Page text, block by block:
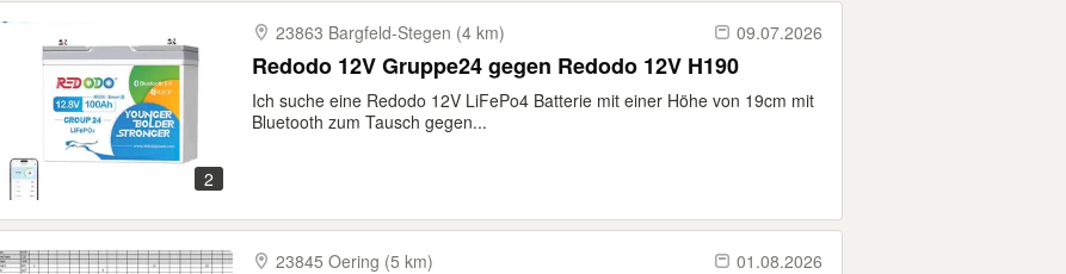
2
23863 Bargfeld-​Stegen (4 km) 09.07.2026
Redodo 12V Gruppe24 gegen Redodo 12V H190
Ich suche eine Redodo 12V LiFePo4 Batterie mit einer Höhe von 19cm mit
Bluetooth zum Tausch gegen...
23845 Oering (5 km) 01.08.2026